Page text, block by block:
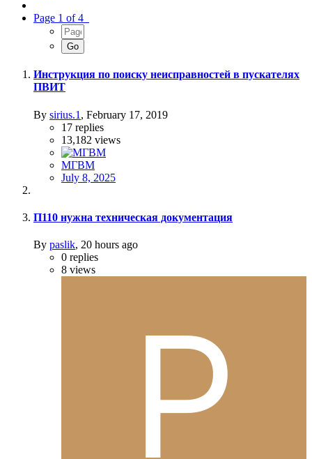
Page 1 of 4
Инструкция по поиску неисправностей в пускателях
ПВИТ
By sirius.1 , February 17, 2019
17 replies
13,182 views
МГВМ
July 8, 2025
П110 нужна техническая документация
By paslik, 20 hours ago
0 replies
8 views